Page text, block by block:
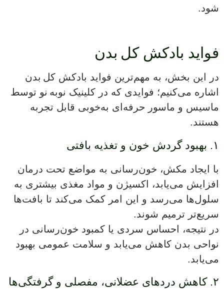
شود.
فواید بادکش کل بدن
در این بخش، به مهم‌ترین فواید بادکش کل بدن
اشاره می‌کنیم؛ فوایدی که در کلینیک نوبه نو توسط
ماسیس و ماسور حرفه‌ای به‌خوبی قابل تجربه
هستند.
۱. بهبود گردش خون و تغذیه بافتی
با ایجاد مکش، خون‌رسانی به مواضع تحت درمان
افزایش می‌یابد، اکسیژن و مواد مغذی بیشتری به
سلول‌ها می‌رسد و این امر کمک می‌کند تا بافت‌ها
سریع‌تر ترمیم شوند.
در نتیجه، احساس سردی یا کمبود خون‌رسانی در
نواحی بدن کاهش می‌یابد و سلامت عمومی بهبود
می‌یابد.
۲. کاهش دردهای عضلانی، مفصلی و گرفتگی‌ها